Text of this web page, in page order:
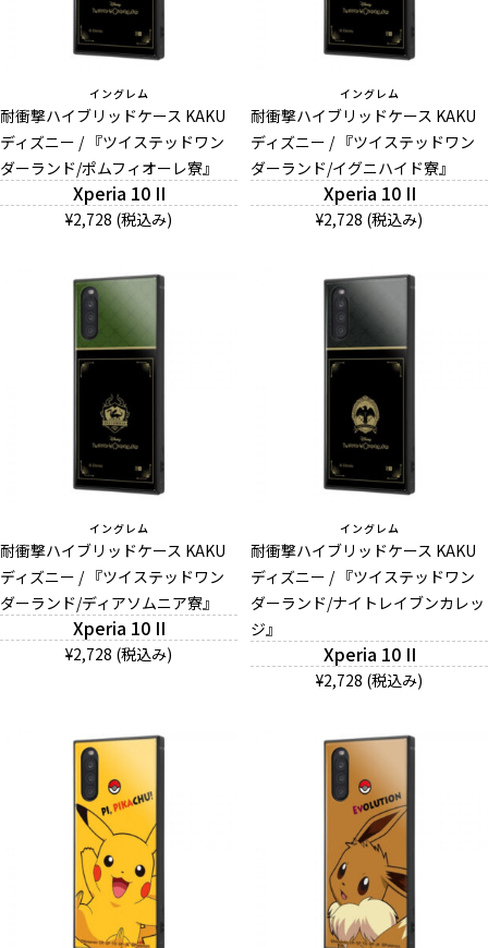
イングレム
耐衝撃ハイブリッドケース KAKU
ディズニー / 『ツイステッドワン
ダーランド/ポムフィオーレ寮』
Xperia 10 II
¥2,728 (税込み)
イングレム
耐衝撃ハイブリッドケース KAKU
ディズニー / 『ツイステッドワン
ダーランド/イグニハイド寮』
Xperia 10 II
¥2,728 (税込み)
イングレム
耐衝撃ハイブリッドケース KAKU
ディズニー / 『ツイステッドワン
ダーランド/ディアソムニア寮』
Xperia 10 II
¥2,728 (税込み)
イングレム
耐衝撃ハイブリッドケース KAKU
ディズニー / 『ツイステッドワン
ダーランド/ナイトレイブンカレッ
ジ』
Xperia 10 II
¥2,728 (税込み)